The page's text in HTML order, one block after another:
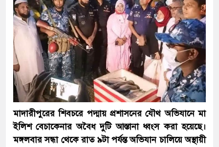
মাদারীপুরের শিবচরে পদ্মায় প্রশাসনের যৌথ অভিযানে মা
ইলিশ বেচাকেনার অবৈধ দুটি আস্তানা ধ্বংস করা হয়েছে।
মঙ্গলবার সন্ধা থেকে রাত ৯টা পর্যন্ত অভিযান চালিয়ে অস্থায়ী